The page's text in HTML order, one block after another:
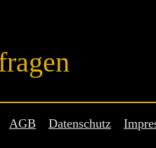
AGB Datenschutz